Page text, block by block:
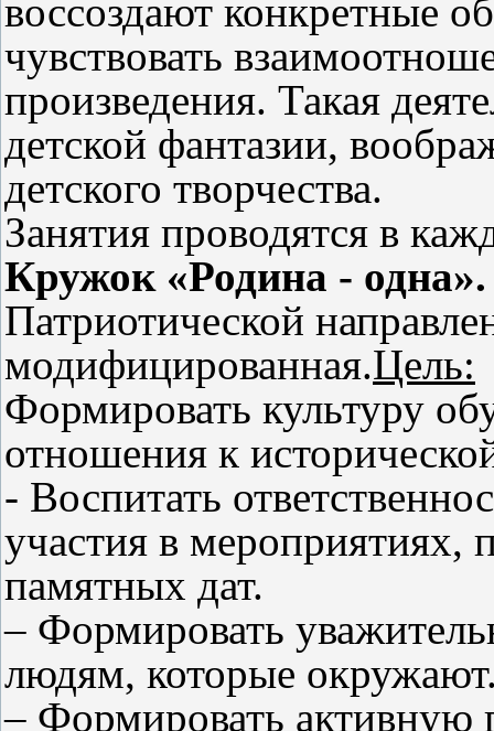
воссоздают конкретные
чувствовать
произведения. Такая
детской фантазии,
детского творчества.
Занятия проводятся в
Кружок «Родина - одна».
Патриотической
модифицированная.Цель:
Формировать культуру
отношения к
- Воспитать
участия в
памятных дат.
– Формировать
людям, которые
– Формировать активную